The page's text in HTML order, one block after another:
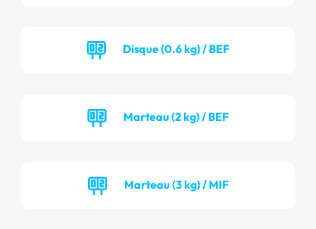
Disque (0.6 kg) / BEF
Marteau (2 kg) / BEF
Marteau (3 kg) / MIF